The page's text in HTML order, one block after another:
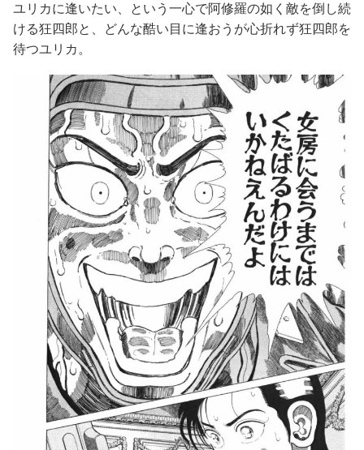
ユリカに逢いたい、という一心で阿修羅の如く敵を倒し続
ける狂四郎と、どんな酷い目に逢おうが心折れず狂四郎を
待つユリカ。